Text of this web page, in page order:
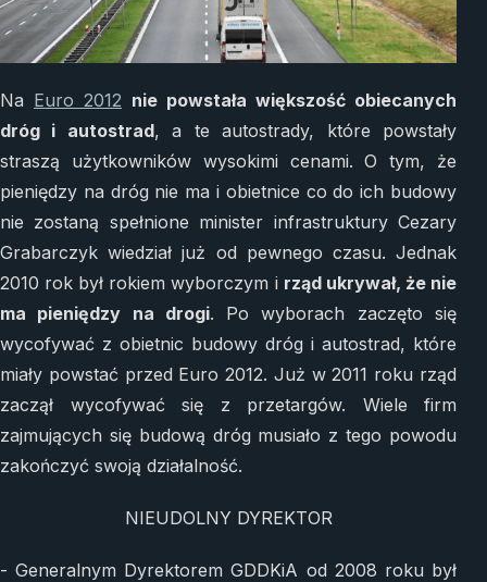
Na Euro 2012 nie powstała większość obiecanych
dróg i autostrad, a te autostrady, które powstały
straszą użytkowników wysokimi cenami. O tym, że
pieniędzy na dróg nie ma i obietnice co do ich budowy
nie zostaną spełnione minister infrastruktury Cezary
Grabarczyk wiedział już od pewnego czasu. Jednak
2010 rok był rokiem wyborczym i rząd ukrywał, że nie
ma pieniędzy na drogi. Po wyborach zaczęto się
wycofywać z obietnic budowy dróg i autostrad, które
miały powstać przed Euro 2012. Już w 2011 roku rząd
zaczął wycofywać się z przetargów. Wiele firm
zajmujących się budową dróg musiało z tego powodu
zakończyć swoją działalność.
NIEUDOLNY DYREKTOR
- Generalnym Dyrektorem GDDKiA od 2008 roku był